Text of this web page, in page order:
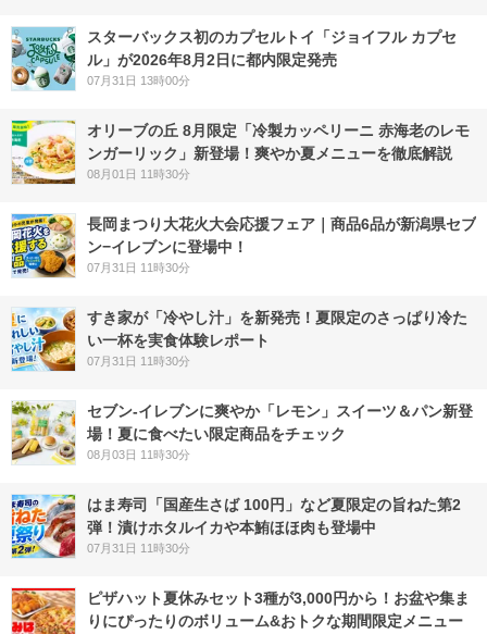
スターバックス初のカプセルトイ「ジョイフル カプセ
ル」が2026年8月2日に都内限定発売
07月31日 13時00分
オリーブの丘 8月限定「冷製カッペリーニ 赤海老のレモ
ンガーリック」新登場！爽やか夏メニューを徹底解説
08月01日 11時30分
長岡まつり大花火大会応援フェア｜商品6品が新潟県セブ
ン−イレブンに登場中！
07月31日 11時30分
すき家が「冷やし汁」を新発売！夏限定のさっぱり冷た
い一杯を実食体験レポート
07月31日 11時30分
セブン‐イレブンに爽やか「レモン」スイーツ＆パン新登
場！夏に食べたい限定商品をチェック
08月03日 11時30分
はま寿司「国産生さば 100円」など夏限定の旨ねた第2
弾！漬けホタルイカや本鮪ほほ肉も登場中
07月31日 11時30分
ピザハット夏休みセット3種が3,000円から！お盆や集ま
りにぴったりのボリューム&おトクな期間限定メニュー